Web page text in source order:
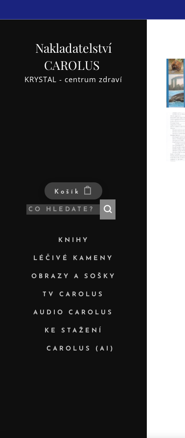
Nakladatelství
CAROLUS
KRYSTAL - centrum zdraví
Košík
KNIHY
LÉČIVÉ KAMENY
OBRAZY A SOŠKY
TV CAROLUS
AUDIO CAROLUS
KE STAŽENÍ
✨ CAROLUS (AI)